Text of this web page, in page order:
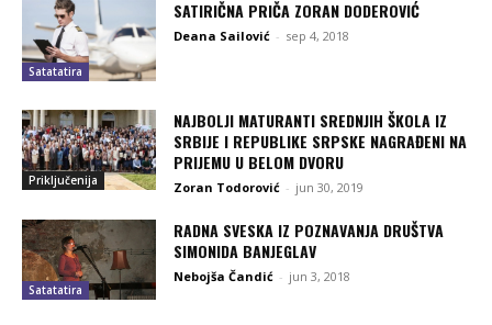
Satatatira
SATIRIČNA PRIČA ZORAN DODEROVIĆ
Deana Sailović - sep 4, 2018
Priključenija
NAJBOLJI MATURANTI SREDNJIH ŠKOLA IZ
SRBIJE I REPUBLIKE SRPSKE NAGRAĐENI NA
PRIJEMU U BELOM DVORU
Zoran Todorović - jun 30, 2019
Satatatira
RADNA SVESKA IZ POZNAVANJA DRUŠTVA
SIMONIDA BANJEGLAV
Nebojša Čandić - jun 3, 2018